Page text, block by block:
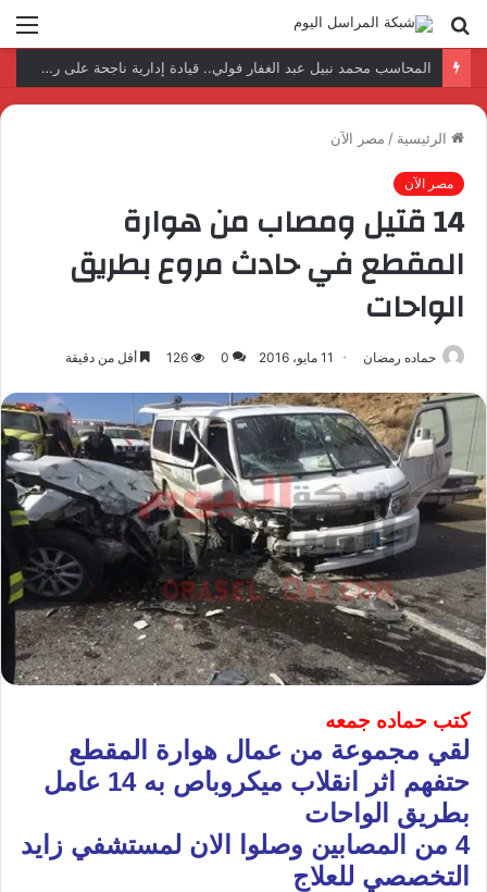
بحث
عن
نتائج إيجابية بعد زيارة وفد الجامعة المصرية النتائج إيجابية بعد زيارة وفد الجامعة المصرية الروسية لمصنع الإلكترونياتروسية لمصنع الإلكترونيات
الرئيسية / مصر الآن
مصر الآن
14 قتيل ومصاب من هوارة
المقطع في حادث مروع بطريق
الواحات
حماده رمضان 11 مايو، 2016 0
126 أقل من دقيقة
كتب حماده جمعه
لقي مجموعة من عمال هوارة المقطع
حتفهم اثر انقلاب ميكروباص به 14 عامل
بطريق الواحات
4 من المصابين وصلوا الان لمستشفي زايد
التخصصي للعلاج